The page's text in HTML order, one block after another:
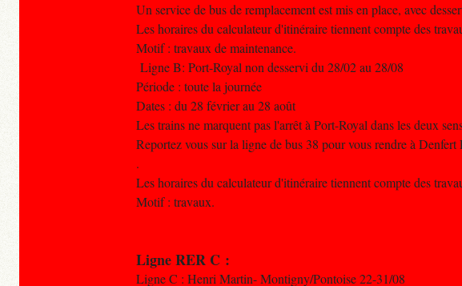
Un service de bus de remplacement est mis en place, avec
Les horaires du calculateur d'itinéraire tiennent compte des
Motif : travaux de maintenance.
Ligne B: Port-Royal non desservi du 28/02 au 28/08
Période : toute la journée
Dates : du 28 février au 28 août
Les trains ne marquent pas l'arrêt à Port-Royal dans les deux
Reportez vous sur la ligne de bus 38 pour vous rendre à
.
Les horaires du calculateur d'itinéraire tiennent compte des
Motif : travaux.
Ligne RER C :
Ligne C : Henri Martin- Montigny/Pontoise 22-31/08